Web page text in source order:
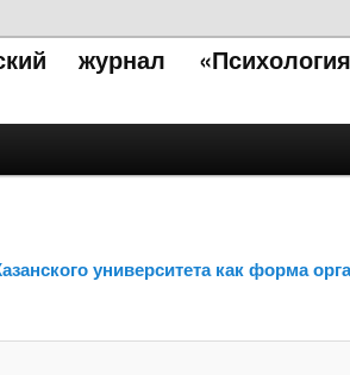
журнал
университета как форма